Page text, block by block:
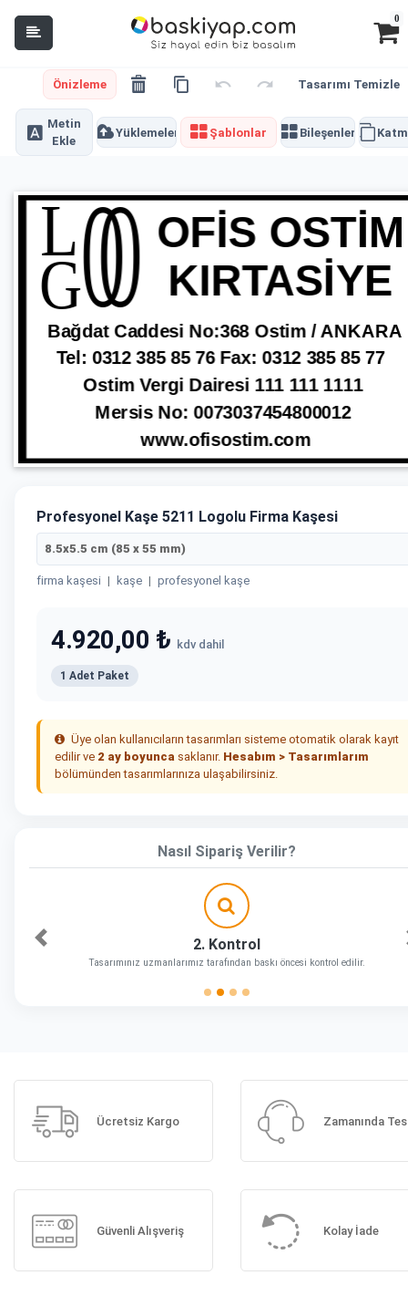
0
Önizleme Tasarımı Temizle
Metin
Ekle
Yüklemeler Şablonlar Bileşenler
Profesyonel Kaşe 5211 Logolu Firma Kaşesi
8.5x5.5 cm (85 x 55 mm)
firma kaşesi | kaşe | profesyonel kaşe
4.920,00 ₺ kdv dahil
1 Adet Paket
Üye olan kullanıcıların tasarımları sisteme otomatik olarak kayıt
edilir ve 2 ay boyunca saklanır. Hesabım > Tasarımlarım
bölümünden tasarımlarınıza ulaşabilirsiniz.
Nasıl Sipariş Verilir?
2. Kontrol
Tasarımınız uzmanlarımız tarafından baskı öncesi kontrol edilir.
Önceki
Ücretsiz Kargo Zamanında
Güvenli Alışveriş Kolay İade